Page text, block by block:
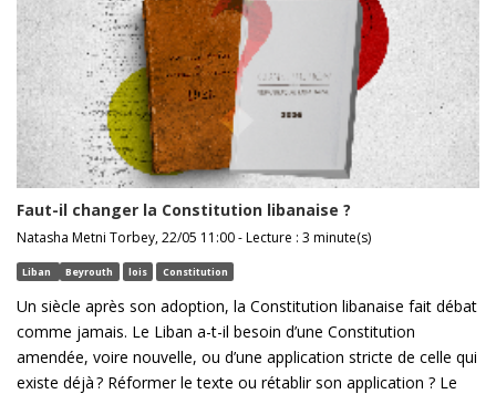
Faut-il changer la Constitution libanaise ?
Natasha Metni Torbey, 22/05 11:00 - Lecture : 3 minute(s)
Liban Beyrouth lois Constitution
Un siècle après son adoption, la Constitution libanaise fait débat
comme jamais. Le Liban a-t-il besoin d’une Constitution
amendée, voire nouvelle, ou d’une application stricte de celle qui
existe déjà ? Réformer le texte ou rétablir son application ? Le